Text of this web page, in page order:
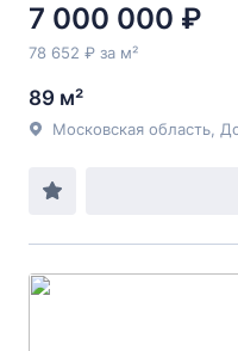
7 000 000 ₽
78 652 ₽ за м²
89 м²
Московская область,